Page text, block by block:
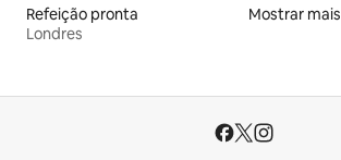
Refeição pronta
Londres
Mostrar mais